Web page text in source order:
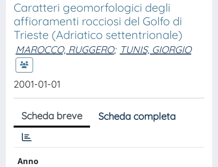
Caratteri geomorfologici degli
affioramenti rocciosi del Golfo di
Trieste (Adriatico settentrionale)
MAROCCO, RUGGERO; TUNIS, GIORGIO
2001-01-01
Scheda breve Scheda completa
Anno